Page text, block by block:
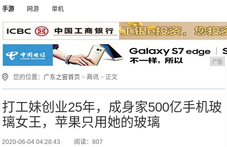
手游
网游 单机
广告
您的位置： 广东之窗首页 > 商讯 > 正文
打工妹创业25年，成身家500亿手机玻
璃女王，苹果只用她的玻璃
2020-06-04 04:28:43 阅读：807